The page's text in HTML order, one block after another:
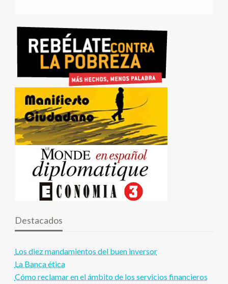
Destacados
Los diez mandamientos del buen inversor
La Banca ética
Cómo reclamar en el ámbito de los servicios financieros